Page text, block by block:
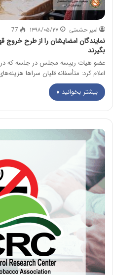
امیر حشمتی ۱۳۹۸/۰۵/۲۷ 77
نمایندگان امضایشان را از طرح خروج
بگیرند
اعلام کرد: متأسفانه قلیان سراها
بیشتر بخوانید »